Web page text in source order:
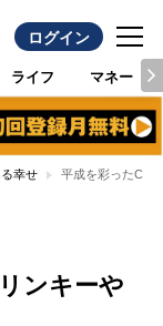
ログイン
ライフ マネー
幸せ 平成を彩ったCM
ンキーや